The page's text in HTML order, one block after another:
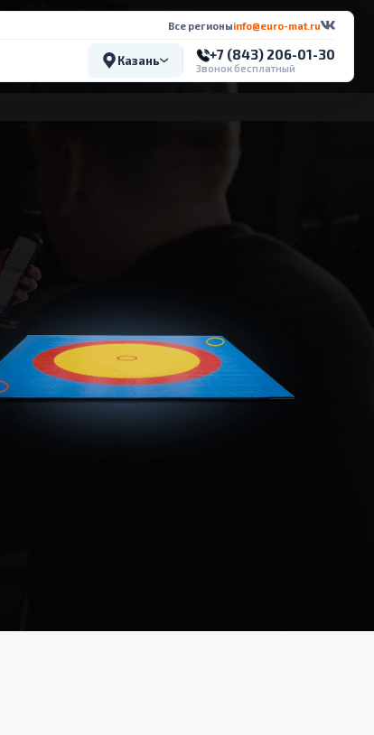
Все регионыinfo@euro-mat.ru
Казань +7 (843) 206-01-30
Звонок бесплатный